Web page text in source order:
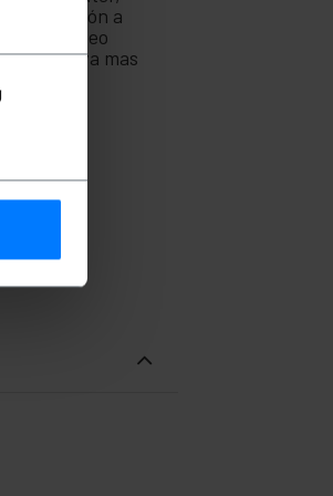
conexión a
de vídeo
normativa mas